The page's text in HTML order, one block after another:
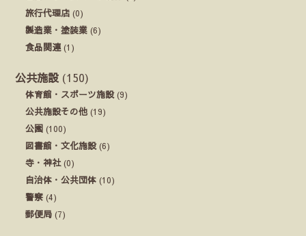
旅行代理店 (0)
製造業・塗装業 (6)
食品関連 (1)
公共施設 (150)
体育館・スポーツ施設(9)
公共施設その他 (19)
公園 (100)
図書館・文化施設(6)
寺・神社(0)
自治体・公共団体 (10)
警察 (4)
郵便局 (7)